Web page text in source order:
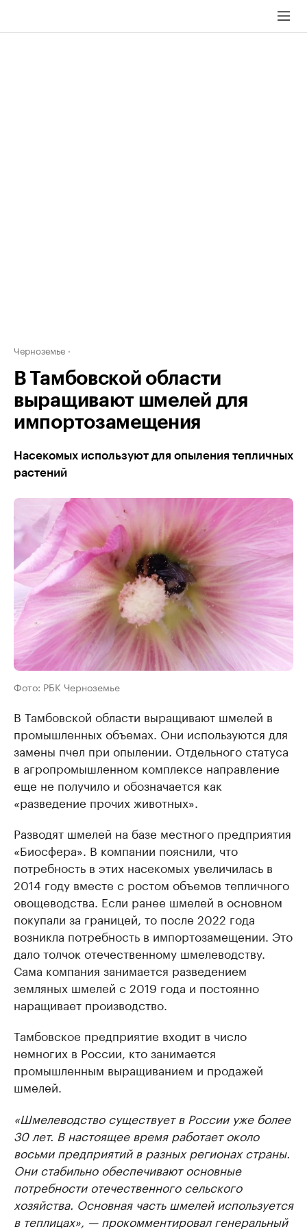
Черноземье
В Тамбовской области
выращивают шмелей для
импортозамещения
Насекомых используют для опыления тепличных
растений
Фото: РБК Черноземье
В Тамбовской области выращивают шмелей в
промышленных объемах. Они используются для
замены пчел при опылении. Отдельного статуса
в агропромышленном комплексе направление
еще не получило и обозначается как
«разведение прочих животных».
Разводят шмелей на базе местного предприятия
«Биосфера». В компании пояснили, что
потребность в этих насекомых увеличилась в
2014 году вместе с ростом объемов тепличного
овощеводства. Если ранее шмелей в основном
покупали за границей, то после 2022 года
возникла потребность в импортозамещении. Это
дало толчок отечественному шмелеводству.
Сама компания занимается разведением
земляных шмелей с 2019 года и постоянно
наращивает производство.
Тамбовское предприятие входит в число
немногих в России, кто занимается
промышленным выращиванием и продажей
шмелей.
«Шмелеводство существует в России уже более
30 лет. В настоящее время работает около
восьми предприятий в разных регионах страны.
Они стабильно обеспечивают основные
потребности отечественного сельского
хозяйства. Основная часть шмелей используется
в теплицах», — прокомментировал генеральный